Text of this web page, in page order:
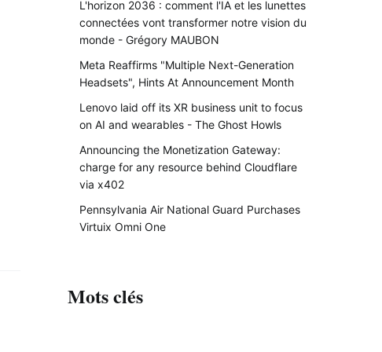
L'horizon 2036 : comment l'IA et les lunettes
connectées vont transformer notre vision du
monde - Grégory MAUBON
Meta Reaffirms "Multiple Next-Generation
Headsets", Hints At Announcement Month
Lenovo laid off its XR business unit to focus
on AI and wearables - The Ghost Howls
Announcing the Monetization Gateway:
charge for any resource behind Cloudflare
via x402
Pennsylvania Air National Guard Purchases
Virtuix Omni One
Mots clés